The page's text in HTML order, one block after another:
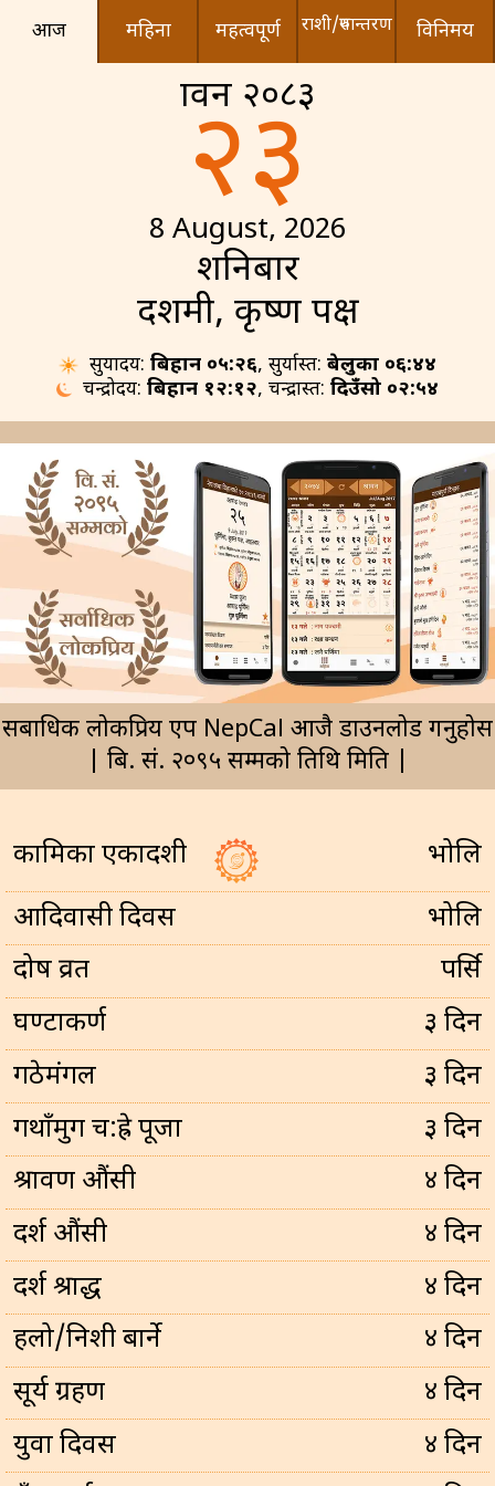
आज महिना महत्वपूर्ण राशी/रुपान्तरण विनिमय
श्रावन २०८३
२३
8 August, 2026
शनिबार
दशमी, कृष्ण पक्ष
सुर्योदय: बिहान ०५:२६, सुर्यास्त: बेलुका ०६:४४
चन्द्रोदय: बिहान १२:१२, चन्द्रास्त: दिउँसो ०२:५४
सर्बाधिक लोकप्रिय एप NepCal आजै डाउनलोड गर्नुहोस
| बि. सं. २०९५ सम्मको तिथि मिति |
कामिका एकादशी
भोलि
आदिवासी दिवस
भोलि
प्रदोष व्रत
पर्सि
घण्टाकर्ण
३ दिन
गठेमंगल
३ दिन
गथाँमुग च:ह्रे पूजा
३ दिन
श्रावण औंसी
४ दिन
दर्श औंसी
४ दिन
दर्श श्राद्ध
४ दिन
हलो/निशी बार्ने
४ दिन
सूर्य ग्रहण
४ दिन
युवा दिवस
४ दिन